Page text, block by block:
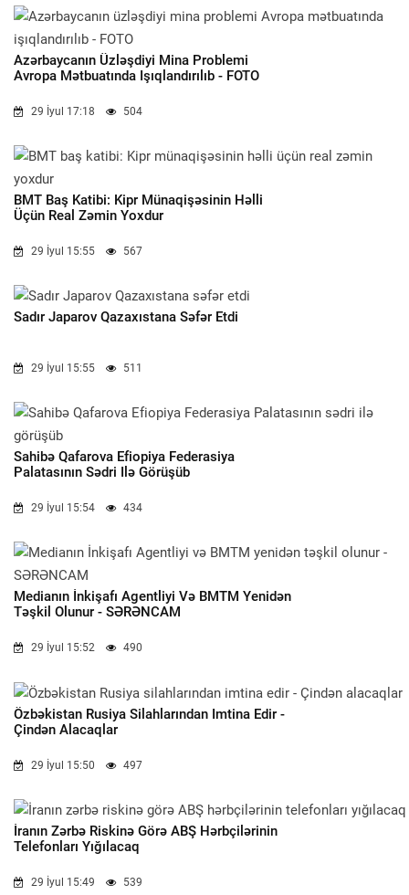
Azərbaycanın Üzləşdiyi Mina Problemi
Avropa Mətbuatında Işıqlandırılıb - FOTO
29 İyul 17:18 504
BMT Baş Katibi: Kipr Münaqişəsinin Həlli
Üçün Real Zəmin Yoxdur
29 İyul 15:55 567
Sadır Japarov Qazaxıstana Səfər Etdi
29 İyul 15:55 511
Sahibə Qafarova Efiopiya Federasiya
Palatasının Sədri Ilə Görüşüb
29 İyul 15:54 434
Medianın İnkişafı Agentliyi Və BMTM Yenidən
Təşkil Olunur - SƏRƏNCAM
29 İyul 15:52 490
Özbəkistan Rusiya Silahlarından Imtina Edir -
Çindən Alacaqlar
29 İyul 15:50 497
İranın Zərbə Riskinə Görə ABŞ Hərbçilərinin
Telefonları Yığılacaq
29 İyul 15:49 539